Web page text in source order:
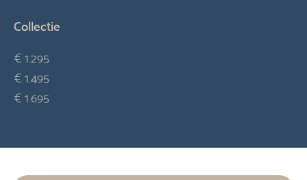
Collectie
€ 1.295
€ 1.495
€ 1.695